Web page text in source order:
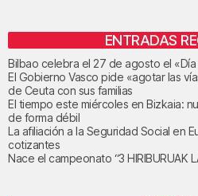
ENTRADAS
Bilbao celebra el 27 de agosto el
El Gobierno Vasco pide «agotar las
de Ceuta con sus familias
El tiempo este miércoles en Bizkaia:
de forma débil
La afiliación a la Seguridad Social en
cotizantes
Nace el campeonato “3 HIRIBURUAK